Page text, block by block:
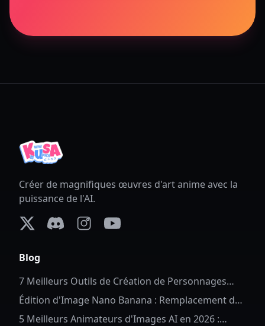
Créer de magnifiques œuvres d'art anime avec la
puissance de l'AI.
Blog
7 Meilleurs Outils de Création de Personnages
Complets en 2026
Édition d'Image Nano Banana : Remplacement de
Fond Anime
5 Meilleurs Animateurs d'Images AI en 2026 :